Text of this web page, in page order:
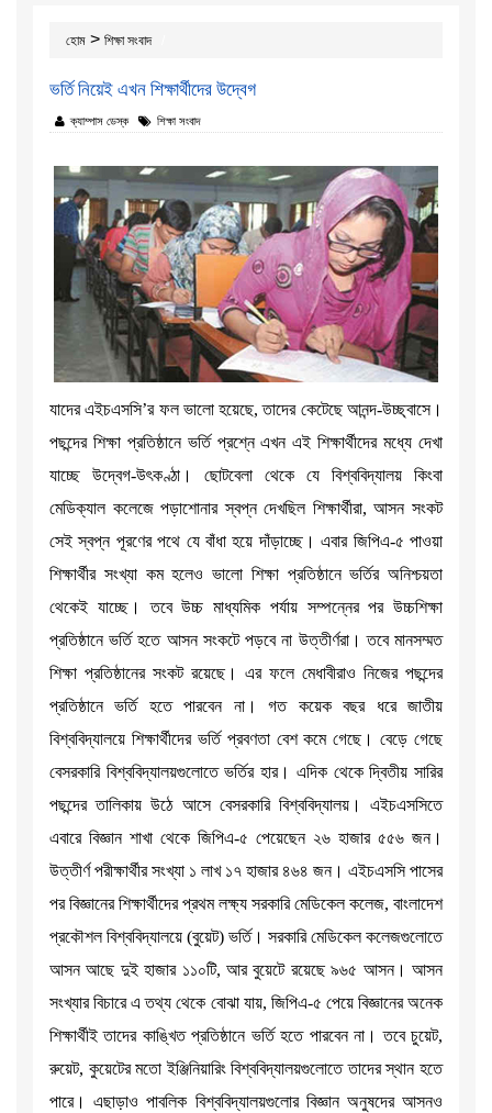
হোম > শিক্ষা সংবাদ
ভর্তি নিয়েই এখন শিক্ষার্থীদের উদ্বেগ
ক্যাম্পাস ডেস্ক শিক্ষা সংবাদ
যাদের এইচএসসি’র ফল ভালো হয়েছে, তাদের কেটেছে আনন্দ-উচ্ছ্বাসে।
পছন্দের শিক্ষা প্রতিষ্ঠানে ভর্তি প্রশ্নে এখন এই শিক্ষার্থীদের মধ্যে দেখা
যাচ্ছে উদ্বেগ-উৎকণ্ঠা। ছোটবেলা থেকে যে বিশ্ববিদ্যালয় কিংবা
মেডিক্যাল কলেজে পড়াশোনার স্বপ্ন দেখছিল শিক্ষার্থীরা, আসন সংকট
সেই স্বপ্ন পূরণের পথে যে বাঁধা হয়ে দাঁড়াচ্ছে। এবার জিপিএ-৫ পাওয়া
শিক্ষার্থীর সংখ্যা কম হলেও ভালো শিক্ষা প্রতিষ্ঠানে ভর্তির অনিশ্চয়তা
থেকেই যাচ্ছে। তবে উচ্চ মাধ্যমিক পর্যায় সম্পন্নের পর উচ্চশিক্ষা
প্রতিষ্ঠানে ভর্তি হতে আসন সংকটে পড়বে না উত্তীর্ণরা। তবে মানসম্মত
শিক্ষা প্রতিষ্ঠানের সংকট রয়েছে। এর ফলে মেধাবীরাও নিজের পছন্দের
প্রতিষ্ঠানে ভর্তি হতে পারবেন না। গত কয়েক বছর ধরে জাতীয়
বিশ্ববিদ্যালয়ে শিক্ষার্থীদের ভর্তি প্রবণতা বেশ কমে গেছে। বেড়ে গেছে
বেসরকারি বিশ্ববিদ্যালয়গুলোতে ভর্তির হার। এদিক থেকে দ্বিতীয় সারির
পছন্দের তালিকায় উঠে আসে বেসরকারি বিশ্ববিদ্যালয়। এইচএসসিতে
এবারে বিজ্ঞান শাখা থেকে জিপিএ-৫ পেয়েছেন ২৬ হাজার ৫৫৬ জন।
উত্তীর্ণ পরীক্ষার্থীর সংখ্যা ১ লাখ ১৭ হাজার ৪৬৪ জন। এইচএসসি পাসের
পর বিজ্ঞানের শিক্ষার্থীদের প্রথম লক্ষ্য সরকারি মেডিকেল কলেজ, বাংলাদেশ
প্রকৌশল বিশ্ববিদ্যালয়ে (বুয়েট) ভর্তি। সরকারি মেডিকেল কলেজগুলোতে
আসন আছে দুই হাজার ১১০টি, আর বুয়েটে রয়েছে ৯৬৫ আসন। আসন
সংখ্যার বিচারে এ তথ্য থেকে বোঝা যায়, জিপিএ-৫ পেয়ে বিজ্ঞানের অনেক
শিক্ষার্থীই তাদের কাঙ্খিত প্রতিষ্ঠানে ভর্তি হতে পারবেন না। তবে চুয়েট,
রুয়েট, কুয়েটের মতো ইঞ্জিনিয়ারিং বিশ্ববিদ্যালয়গুলোতে তাদের স্থান হতে
পারে। এছাড়াও পাবলিক বিশ্ববিদ্যালয়গুলোর বিজ্ঞান অনুষদের আসনও